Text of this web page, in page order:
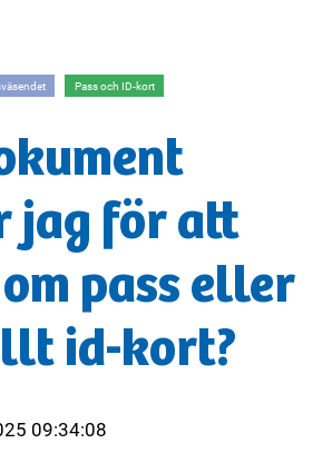
Pass och ID-kort
jag för att
pass eller
id-kort?
09:34:08